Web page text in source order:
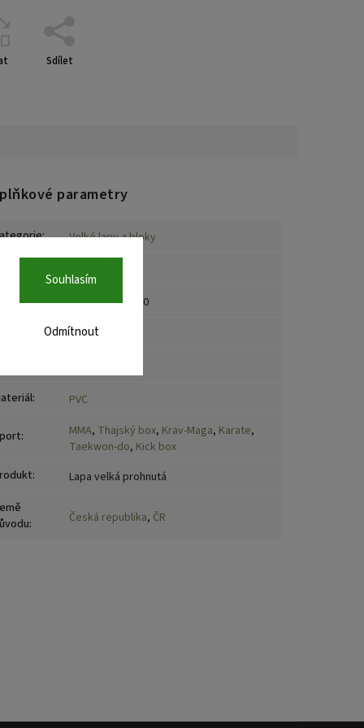
Odmítnout
Souhlasím
Sdílet
parametry
:
Velké lapy a bloky
2 roky
08594190300160
Černá/žlutá
: PVC
: MMA, Thajský box, Krav-Maga, Karate,
Taekwon-do, Kick box
:
Lapa velká prohnutá
: Česká republika, ČR